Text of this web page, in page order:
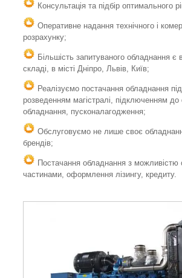
Консультація та підбір оптимального
Оперативне надання технічного і
розрахунку;
Більшість запитуваного обладнання є
складі, в місті Дніпро, Львів, Київ;
Реалізуємо постачання обладнання
розведенням магістралі, підключенням до
обладнання, пусконалагодження;
Обслуговуємо не лише своє
брендів;
Постачання обладнання з можливістю
частинами, оформлення лізингу, кредиту.